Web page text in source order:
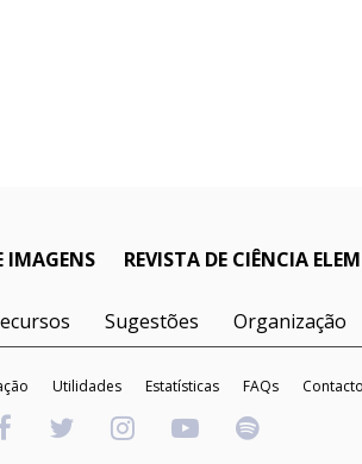
IMAGENS REVISTA DE CIÊNCIA
Sugestões Organização
Utilidades Estatísticas FAQs